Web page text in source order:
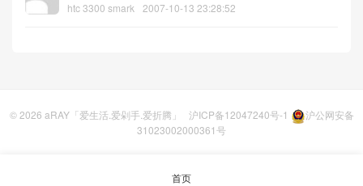
htc 3300 smark 2007-10-13 23:28:52
© 2026 aRAY「爱生活.爱剁手.爱折腾」 沪ICP备12047240号-1
沪公网安备
31023002000361号
首页